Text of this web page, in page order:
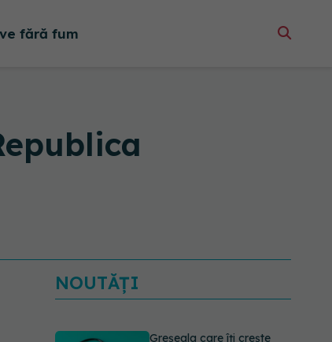
fără fum
NOUTĂȚI
tensiunea arterială. Nu
07.08.2026, 12:14